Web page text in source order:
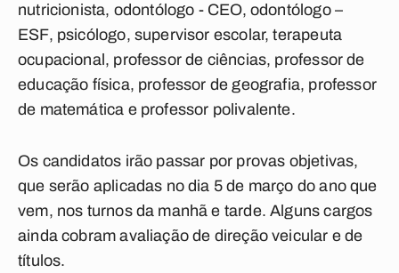
nutricionista, odontólogo - CEO, odontólogo –
ESF, psicólogo, supervisor escolar, terapeuta
ocupacional, professor de ciências, professor de
educação física, professor de geografia, professor
de matemática e professor polivalente.
Os candidatos irão passar por provas objetivas,
que serão aplicadas no dia 5 de março do ano que
vem, nos turnos da manhã e tarde. Alguns cargos
ainda cobram avaliação de direção veicular e de
títulos.